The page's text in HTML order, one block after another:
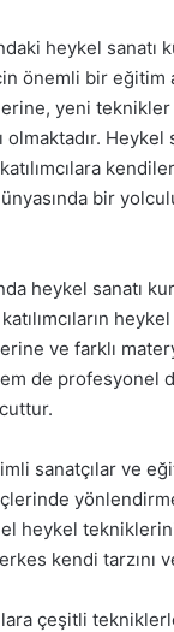
heykel
önemli bir eğitim
yeni teknikler
olmaktadır.
bir
heykel sanatı
ve farklı
de
sanatçılar ve
heykel
kendi tarzını
çeşitli